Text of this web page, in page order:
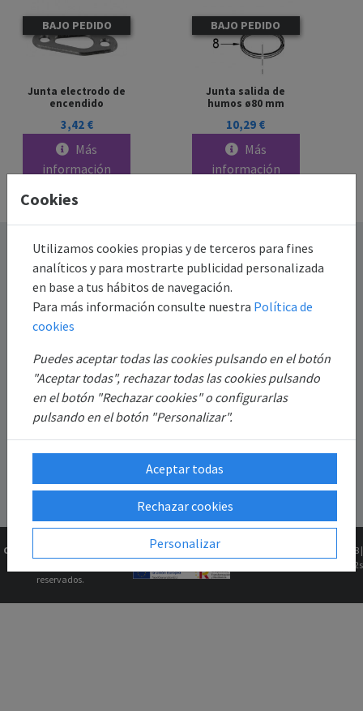
BAJO PEDIDO
Junta electrodo de
encendido
3,42 €
Más
información
BAJO PEDIDO
Junta salida de
humos ø80 mm
10,29 €
Más
información
Destacado
Información
Mi Cuenta
Sobre Nosotros
Copyright © 2026
reservados.
2.81.5+1b46211f68 |
0.0662s
Cookies
Utilizamos cookies propias y de terceros para fines
analíticos y para mostrarte publicidad personalizada
en base a tus hábitos de navegación.
Para más información consulte nuestra Política de
cookies
Puedes aceptar todas las cookies pulsando en el botón
"Aceptar todas", rechazar todas las cookies pulsando
en el botón "Rechazar cookies" o configurarlas
pulsando en el botón "Personalizar".
Aceptar todas
Rechazar cookies
Personalizar